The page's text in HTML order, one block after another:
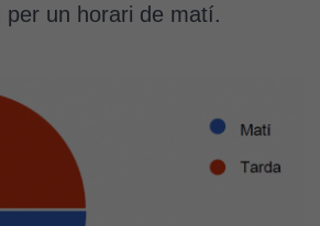
per un horari de matí.